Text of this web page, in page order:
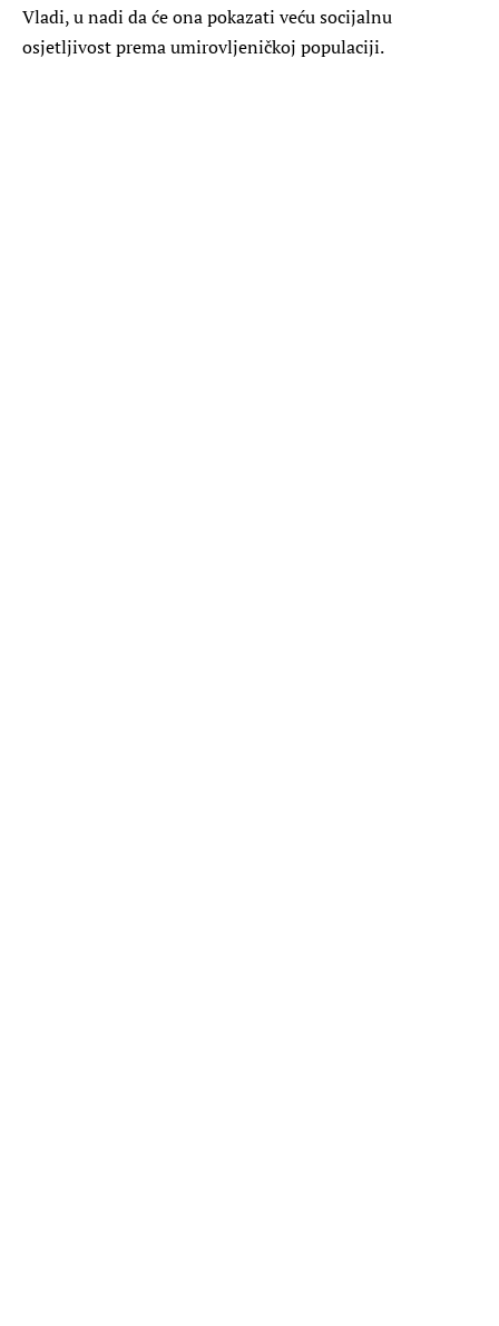
Vladi, u nadi da će ona pokazati veću socijalnu
osjetljivost prema umirovljeničkoj populaciji.